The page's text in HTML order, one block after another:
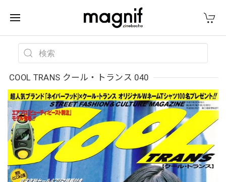
COOL TRANS クール・トランス 040